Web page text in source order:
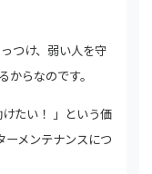
つけ、弱い人を守
らなのです。
けたい！ 」という価
ーメンテナンスにつ